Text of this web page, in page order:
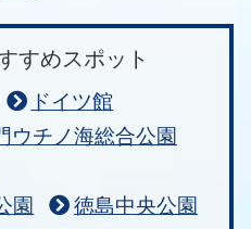
すめスポット
ドイツ館
ウチノ海総合公園
園
徳島中央公園